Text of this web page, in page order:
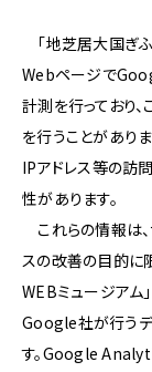
「地芝居大国ぎ
Webページで
計測を行っており
を行うことがあり
IPアドレス等の訪
性があります。
これらの情報は
スの改善の目的に
WEBミュージアム
Google社が行う
す。Google